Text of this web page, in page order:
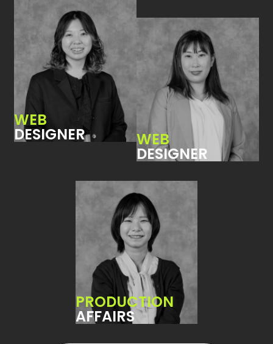
WEB
DESIGNER WEB
DESIGNER
PRODUCTION
AFFAIRS